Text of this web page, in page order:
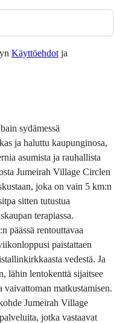
Käyttöehdot ja
sydämessä
ja haluttu kaupunginosa,
asumista ja rauhallista
Jumeirah Village Circlen
joka on vain 5 km:n
sitten tutustua
terapiassa.
päässä rentouttavaa
paistattaen
vedestä. Ja
lähin lentokenttä sijaitsee
vaivattoman matkustamisen.
Jumeirah Village
jotka vastaavat